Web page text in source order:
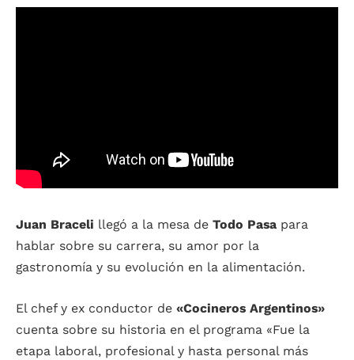
Juan Braceli llegó a la mesa de Todo Pasa para
hablar sobre su carrera, su amor por la
gastronomía y su evolución en la alimentación.
El chef y ex conductor de «Cocineros Argentinos»
cuenta sobre su historia en el programa «Fue la
etapa laboral, profesional y hasta personal más